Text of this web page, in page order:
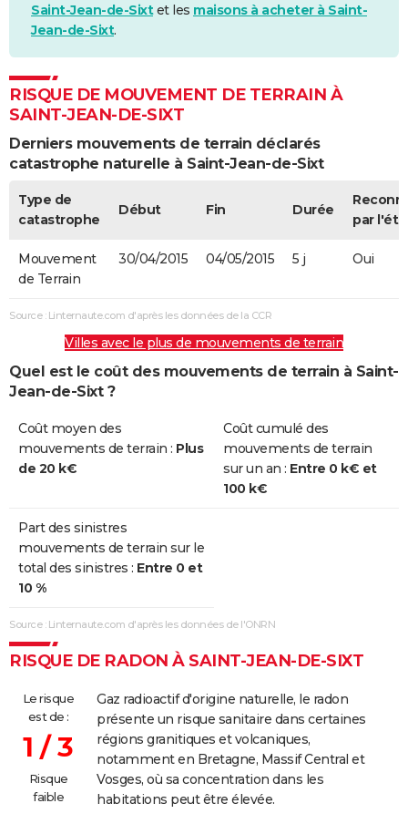
Saint-Jean-de-Sixtet les maisons à acheter à Saint-
Jean-de-Sixt.
RISQUE DE MOUVEMENT DE TERRAIN À
SAINT-JEAN-DE-SIXT
Derniers mouvements de terrain déclarés
catastrophe naturelle à Saint-Jean-de-Sixt
Type de
catastrophe
Début Fin Durée
par
Mouvement
de Terrain
30/04/2015 04/05/2015 5 j Oui
Source : Linternaute.com d'après les données de la CCR
Villes avec le plus de mouvements de terrain
Quel est le coût des mouvements de terrain à Saint-
Jean-de-Sixt ?
Coût moyen des
mouvements de terrain : Plus
de 20 k€
Coût cumulé des
mouvements de terrain
sur un an : Entre 0 k€ et
100 k€
Part des sinistres
mouvements de terrain sur le
total des sinistres : Entre 0 et
10 %
Source : Linternaute.com d'après les données de l'ONRN
RISQUE DE RADON À SAINT-JEAN-DE-SIXT
Le risque
est de :
1 / 3
Risque
faible
Gaz radioactif d'origine naturelle, le radon
présente un risque sanitaire dans certaines
régions granitiques et volcaniques,
notamment en Bretagne, Massif Central et
Vosges, où sa concentration dans les
habitations peut être élevée.